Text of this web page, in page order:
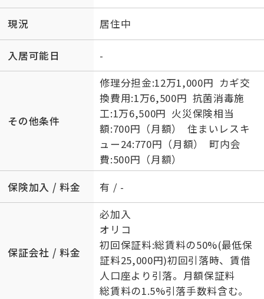
現況 居住中
入居可能日 -
その他条件
修理分担金:12万1,000円 カギ交
換費用:1万6,500円 抗菌消毒施
工:1万6,500円 火災保険相当
額:700円（月額） 住まいレスキ
ュー24:770円（月額） 町内会
費:500円（月額）
保険加入 / 料金
有 / -
保証会社 / 料金
必加入
オリコ
初回保証料:総賃料の50%(最低保
証料25,000円)初回引落時、賃借
人口座より引落。月額保証料
総賃料の1.5%引落手数料含む。